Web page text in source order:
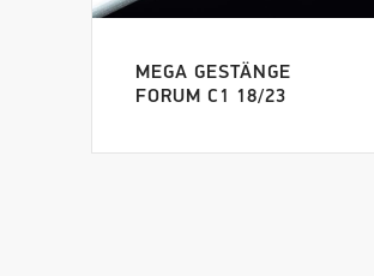
MEGA GESTÄNGE
FORUM C1 18/23